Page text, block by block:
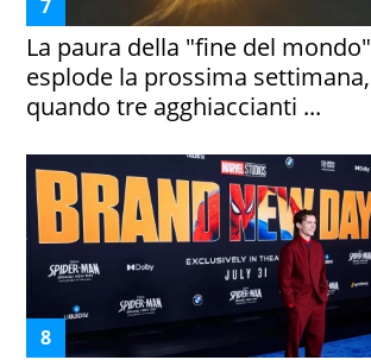
La paura della "fine del mondo"
esplode la prossima settimana,
quando tre agghiaccianti ...